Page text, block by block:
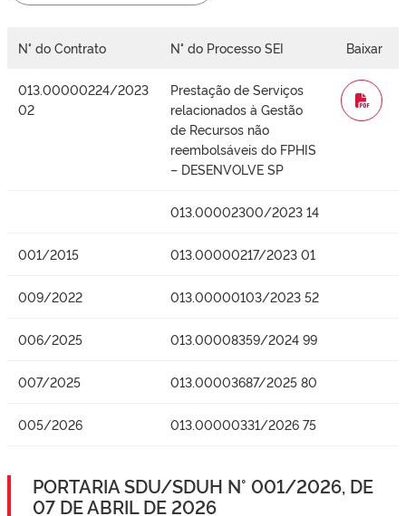
N° do Contrato N° do Processo SEI Baixar
013.00000224/2023
02
Prestação de Serviços
relacionados à Gestão
de Recursos não
reembolsáveis do FPHIS
– DESENVOLVE SP
WORD
013.00002300/2023 14
001/2015 013.00000217/2023 01
009/2022 013.00000103/2023 52
006/2025 013.00008359/2024 99
007/2025 013.00003687/2025 80
005/2026 013.00000331/2026 75
PORTARIA SDU/SDUH N° 001/2026, DE
07 DE ABRIL DE 2026